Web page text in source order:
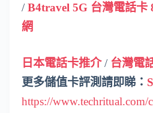
/ B4travel 5G 台灣電話卡
網
日本電話卡推介/ 台灣電
更多儲值卡評測請即睇：
https://www.techritual.com/